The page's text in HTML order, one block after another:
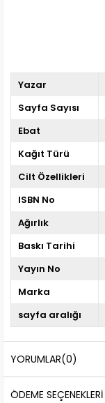
Yazar
Sayfa Sayısı
Ebat
Kağıt Türü
Cilt Özellikleri
ISBN No
Ağırlık
Baskı Tarihi
Yayın No
Marka
sayfa aralığı
YORUMLAR(0)
ÖDEME SEÇENEKLERI